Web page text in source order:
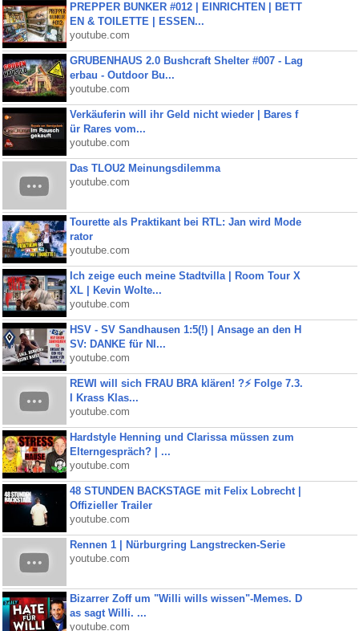
PREPPER BUNKER #012 | EINRICHTEN | BETT
EN & TOILETTE | ESSEN...
youtube.com
GRUBENHAUS 2.0 Bushcraft Shelter #007 - Lag
erbau - Outdoor Bu...
youtube.com
Verkäuferin will ihr Geld nicht wieder | Bares f
ür Rares vom...
youtube.com
Das TLOU2 Meinungsdilemma
youtube.com
Tourette als Praktikant bei RTL: Jan wird Mode
rator
youtube.com
Ich zeige euch meine Stadtvilla | Room Tour X
XL | Kevin Wolte...
youtube.com
HSV - SV Sandhausen 1:5(!) | Ansage an den H
SV: DANKE für NI...
youtube.com
REWI will sich FRAU BRA klären! ?⚡️ Folge 7.3.
I Krass Klas...
youtube.com
Hardstyle Henning und Clarissa müssen zum
Elterngespräch? | ...
youtube.com
48 STUNDEN BACKSTAGE mit Felix Lobrecht |
Offizieller Trailer
youtube.com
Rennen 1 | Nürburgring Langstrecken-Serie
youtube.com
Bizarrer Zoff um "Willi wills wissen"-Memes. D
as sagt Willi. ...
youtube.com